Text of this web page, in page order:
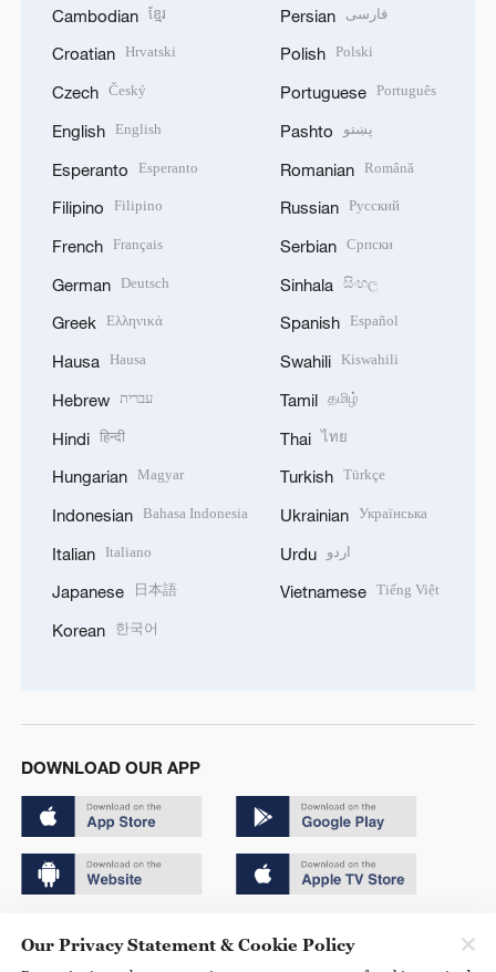
Cambodian ខ្មែរ
Croatian Hrvatski
Czech Český
English English
Esperanto Esperanto
Filipino Filipino
French Français
German Deutsch
Greek Ελληνικά
Hausa Hausa
Hebrew עברית
Hindi हिन्दी
Hungarian Magyar
Indonesian Bahasa Indonesia
Italian Italiano
Japanese 日本語
Korean 한국어
Persian فارسی
Polish Polski
Portuguese Português
Pashto پښتو
Romanian Română
Russian Русский
Serbian Српски
Sinhala සිංහල
Spanish Español
Swahili Kiswahili
Tamil தமிழ்
Thai ไทย
Turkish Türkçe
Ukrainian Українська
Urdu اردو
Vietnamese Tiếng Việt
DOWNLOAD OUR APP
京ICP备20000184号
Our Privacy Statement & Cookie Policy